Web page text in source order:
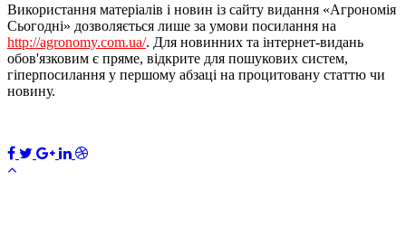
Використання матеріалів і новин із сайту видання «Агрономія
Сьогодні» дозволяється лише за умови посилання на
http://agronomy.com.ua/. Для новинних та інтернет-видань
обов'язковим є пряме, відкрите для пошукових систем,
гіперпосилання у першому абзаці на процитовану статтю чи
новину.